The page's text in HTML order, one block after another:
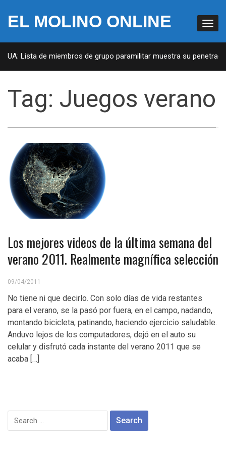
EL MOLINO ONLINE
Lista de miembros de grupo paramilitar muestra su
Tag: Juegos verano
Los mejores videos de la última semana del
verano 2011. Realmente magnífica selección
09/04/2011
No tiene ni que decirlo. Con solo días de vida restantes
para el verano, se la pasó por fuera, en el campo, nadando,
montando bicicleta, patinando, haciendo ejercicio saludable.
Anduvo lejos de los computadores, dejó en el auto su
celular y disfrutó cada instante del verano 2011 que se
acaba […]
Search
for: